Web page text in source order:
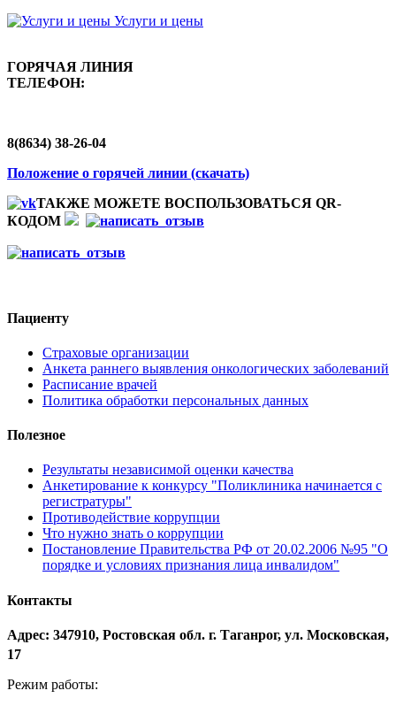
Услуги и цены
ГОРЯЧАЯ ЛИНИЯ
ТЕЛЕФОН:
8(8634) 38-26-04
Положение о горячей линии (скачать)
ТАКЖЕ МОЖЕТЕ ВОСПОЛЬЗОВАТЬСЯ QR-
КОДОМ
Пациенту
Страховые организации
Анкета раннего выявления онкологических заболеваний
Расписание врачей
Политика обработки персональных данных
Полезное
Результаты независимой оценки качества
Анкетирование к конкурсу "Поликлиника начинается с
регистратуры"
Противодействие коррупции
Что нужно знать о коррупции
Постановление Правительства РФ от 20.02.2006 №95 "О
порядке и условиях признания лица инвалидом"
Контакты
Адрес: 347910, Ростовская обл. г. Таганрог, ул. Московская,
17
Режим работы: